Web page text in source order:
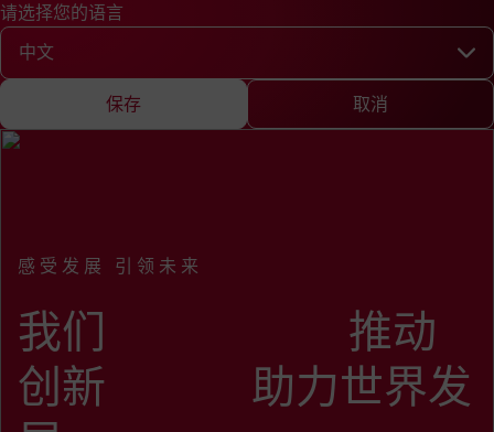
请选择您的语言
请选择您的语言
保存 取消
EnglishDeutsch
FEV Headquarter
感受发展 引领未来
:
我们 推动
创新 助力世界发